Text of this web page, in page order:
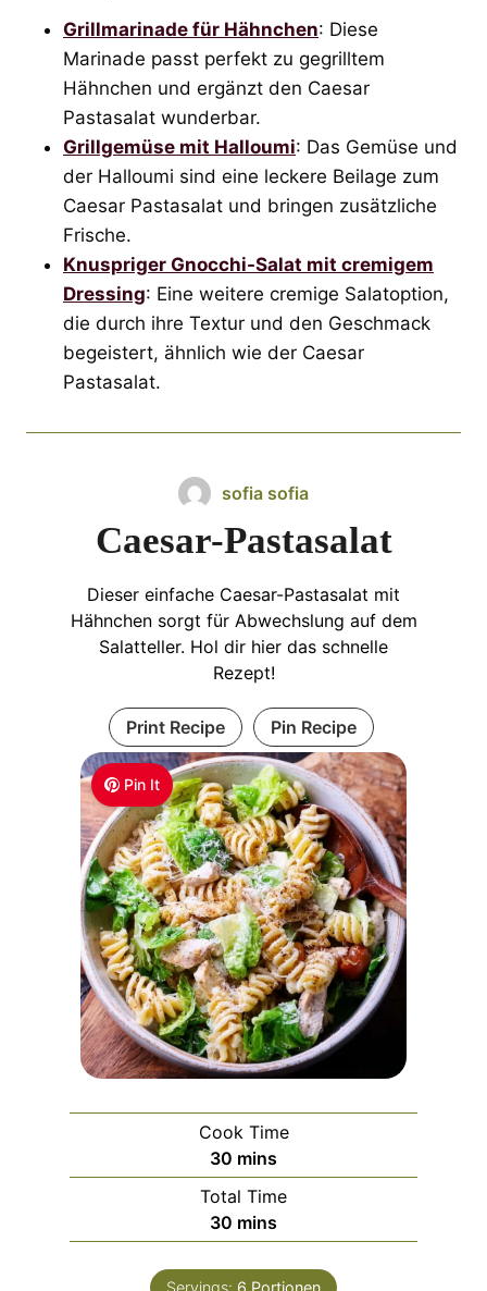
Grillmarinade für Hähnchen: Diese
Marinade passt perfekt zu gegrilltem
Hähnchen und ergänzt den Caesar
Pastasalat wunderbar.
Grillgemüse mit Halloumi: Das Gemüse und
der Halloumi sind eine leckere Beilage zum
Caesar Pastasalat und bringen zusätzliche
Frische.
Knuspriger Gnocchi-Salat mit cremigem
Dressing: Eine weitere cremige Salatoption,
die durch ihre Textur und den Geschmack
begeistert, ähnlich wie der Caesar
Pastasalat.
Pin It
sofia sofia
Caesar-Pastasalat
Dieser einfache Caesar-Pastasalat mit
Hähnchen sorgt für Abwechslung auf dem
Salatteller. Hol dir hier das schnelle
Rezept!
Print Recipe Pin Recipe
Cook Time
30 m
i
n
u
mins
Total Time
30 m
i
n
mins
Servings: 6 Portionen